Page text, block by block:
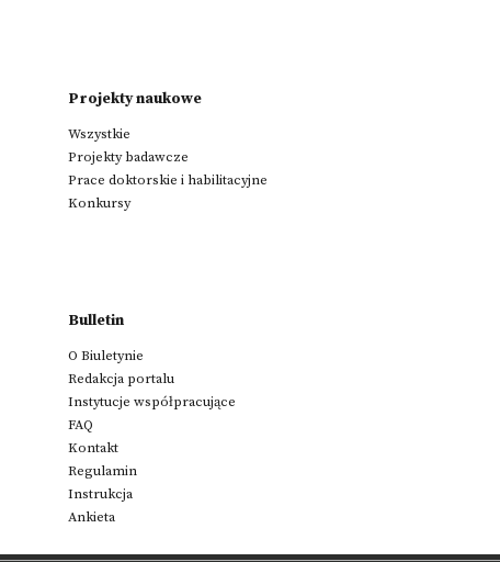
Projekty naukowe
Wszystkie
Projekty badawcze
Prace doktorskie i habilitacyjne
Konkursy
Bulletin
O Biuletynie
Redakcja portalu
Instytucje współpracujące
FAQ
Kontakt
Regulamin
Instrukcja
Ankieta